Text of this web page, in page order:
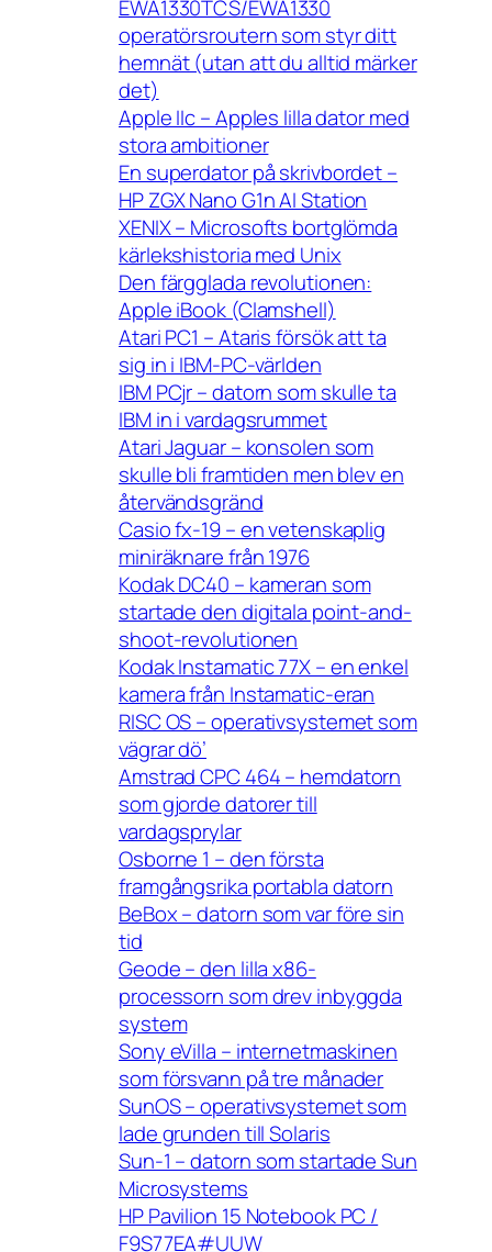
EWA1330TCS/EWA1330
operatörsroutern som styr ditt
hemnät (utan att du alltid märker
det)
Apple IIc – Apples lilla dator med
stora ambitioner
En superdator på skrivbordet –
HP ZGX Nano G1n AI Station
XENIX – Microsofts bortglömda
kärlekshistoria med Unix
Den färgglada revolutionen:
Apple iBook (Clamshell)
Atari PC1 – Ataris försök att ta
sig in i IBM-PC-världen
IBM PCjr – datorn som skulle ta
IBM in i vardagsrummet
Atari Jaguar – konsolen som
skulle bli framtiden men blev en
återvändsgränd
Casio fx-19 – en vetenskaplig
miniräknare från 1976
Kodak DC40 – kameran som
startade den digitala point-and-
shoot-revolutionen
Kodak Instamatic 77X – en enkel
kamera från Instamatic-eran
RISC OS – operativsystemet som
vägrar dö’
Amstrad CPC 464 – hemdatorn
som gjorde datorer till
vardagsprylar
Osborne 1 – den första
framgångsrika portabla datorn
BeBox – datorn som var före sin
tid
Geode – den lilla x86-
processorn som drev inbyggda
system
Sony eVilla – internetmaskinen
som försvann på tre månader
SunOS – operativsystemet som
lade grunden till Solaris
Sun-1 – datorn som startade Sun
Microsystems
HP Pavilion 15 Notebook PC /
F9S77EA#UUW